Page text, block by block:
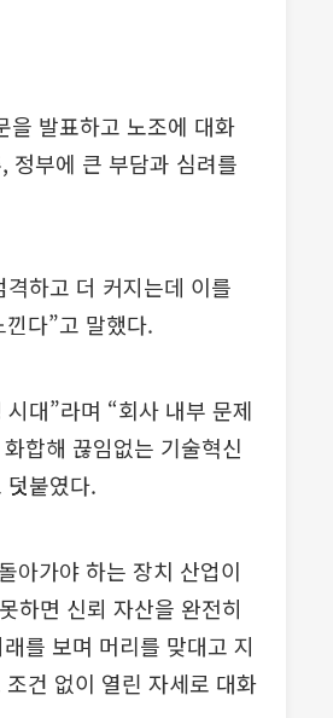
을 발표하고 노조에 대화
정부에 큰 부담과 심려를
하고 더 커지는데 이를
다”고 말했다.
대”라며 “회사 내부 문제
합해 끊임없는 기술혁신
덧붙였다.
아가야 하는 장치 산업이
하면 신뢰 자산을 완전히
를 보며 머리를 맞대고 지
건 없이 열린 자세로 대화